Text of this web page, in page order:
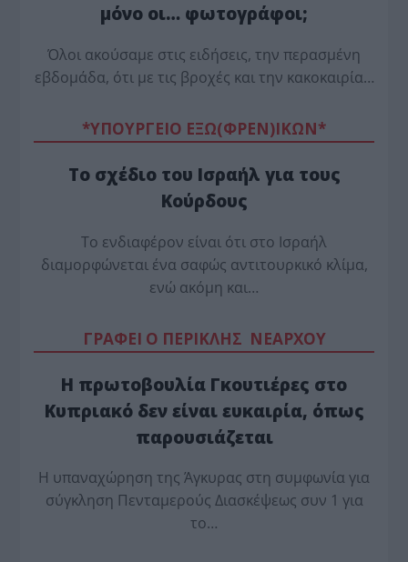
μόνο οι… φωτογράφοι;
Όλοι ακούσαμε στις ειδήσεις, την περασμένη
εβδομάδα, ότι με τις βροχές και την κακοκαιρία…
*ΥΠΟΥΡΓΕΙΟ ΕΞΩ(ΦΡΕΝ)ΙΚΩΝ*
Το σχέδιο του Ισραήλ για τους
Κούρδους
Το ενδιαφέρον είναι ότι στο Ισραήλ
διαμορφώνεται ένα σαφώς αντιτουρκικό κλίμα,
ενώ ακόμη και…
ΓΡΑΦΕΙ Ο ΠΕΡΙΚΛΗΣ ΝΕΑΡΧΟΥ
Η πρωτοβουλία Γκουτιέρες στο
Κυπριακό δεν είναι ευκαιρία, όπως
παρουσιάζεται
Η υπαναχώρηση της Άγκυρας στη συμφωνία για
σύγκληση Πενταμερούς Διασκέψεως συν 1 για
το…